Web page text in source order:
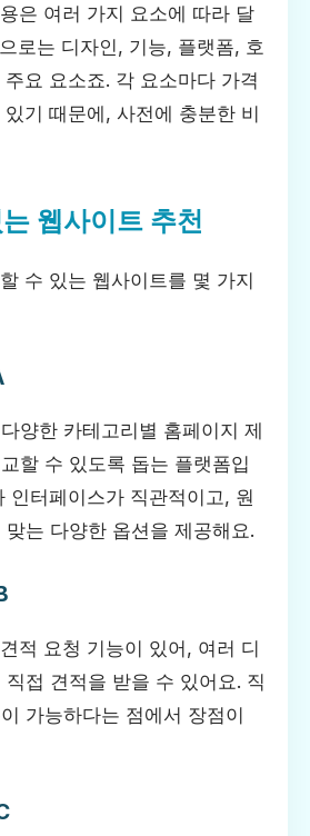
은 여러 가지 요소에 따라 달
로는 디자인, 기능, 플랫폼, 호
요 요소죠. 각 요소마다 가격
기 때문에, 사전에 충분한 비
웹사이트 추천
수 있는 웹사이트를 몇 가지
양한 카테고리별 홈페이지 제
할 수 있도록 돕는 플랫폼입
인터페이스가 직관적이고, 원
는 다양한 옵션을 제공해요.
적 요청 기능이 있어, 여러 디
직접 견적을 받을 수 있어요. 직
가능하다는 점에서 장점이